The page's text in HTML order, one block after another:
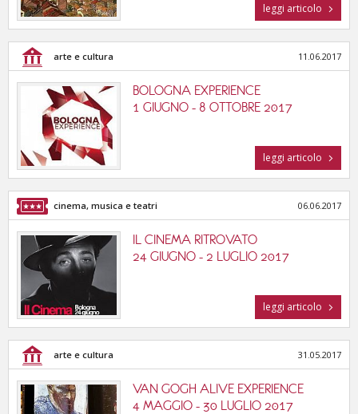
leggi articolo
arte e cultura 11.06.2017
BOLOGNA EXPERIENCE
1 GIUGNO - 8 OTTOBRE 2017
leggi articolo
cinema, musica e teatri 06.06.2017
IL CINEMA RITROVATO
24 GIUGNO - 2 LUGLIO 2017
leggi articolo
arte e cultura 31.05.2017
VAN GOGH ALIVE EXPERIENCE
4 MAGGIO - 30 LUGLIO 2017